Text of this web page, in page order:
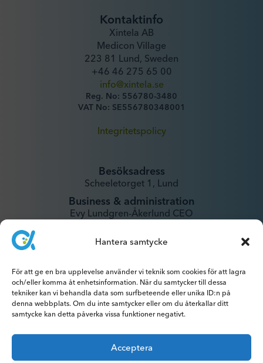
Hantera samtycke
För att ge en bra upplevelse använder vi teknik som cookies för att lagra
och/eller komma åt enhetsinformation. När du samtycker till dessa
tekniker kan vi behandla data som surfbeteende eller unika ID:n på
denna webbplats. Om du inte samtycker eller om du återkallar ditt
samtycke kan detta påverka vissa funktioner negativt.
Acceptera
Kontaktinfo
Xintela AB
Medicon Village
223 81 Lund, Sweden
+46 46 275 65 00
info@xintela.se
Reg. No: 556780-3480
VAT No: SE556780348001
Integritetspolicy
Besöksadress
Scheeletorget 1, Lund
Business & administration
Evy Lundgren-Åkerlund CEO
ir@xintela.se
Prenumerera på pressmeddelanden,